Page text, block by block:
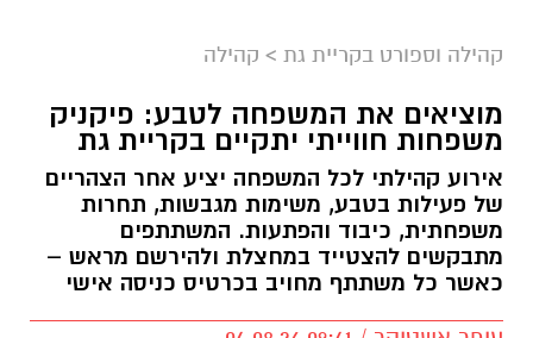
קהילה וספורט בקריית גת > קהילה
מוציאים את המשפחה לטבע: פיקניק
משפחות חווייתי יתקיים בקריית גת
אירוע קהילתי לכל המשפחה יציע אחר הצהריים
של פעילות בטבע, משימות מגבשות, תחרות
משפחתית, כיבוד והפתעות. המשתתפים
מתבקשים להצטייד במחצלת ולהירשם מראש –
כאשר כל משתתף מחויב בכרטיס כניסה אישי